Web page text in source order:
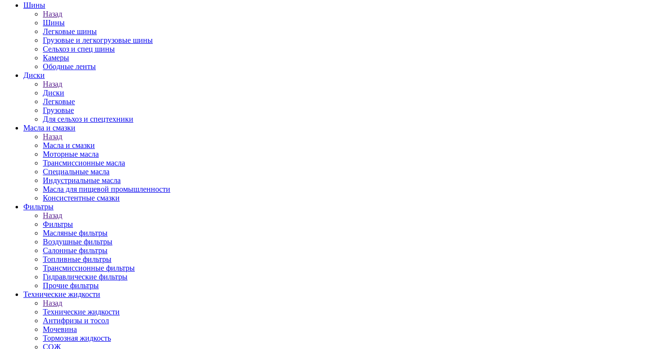
Шины
Назад
Шины
Легковые шины
Грузовые и легкогрузовые шины
Сельхоз и спец шины
Камеры
Ободные ленты
Диски
Назад
Диски
Легковые
Грузовые
Для сельхоз и спецтехники
Масла и смазки
Назад
Масла и смазки
Моторные масла
Трансмиссионные масла
Специальные масла
Индустриальные масла
Масла для пищевой промышленности
Консистентные смазки
Фильтры
Назад
Фильтры
Масляные фильтры
Воздушные фильтры
Салонные фильтры
Топливные фильтры
Трансмиссионные фильтры
Гидравлические фильтры
Прочие фильтры
Технические жидкости
Назад
Технические жидкости
Антифризы и тосол
Мочевина
Тормозная жидкость
СОЖ